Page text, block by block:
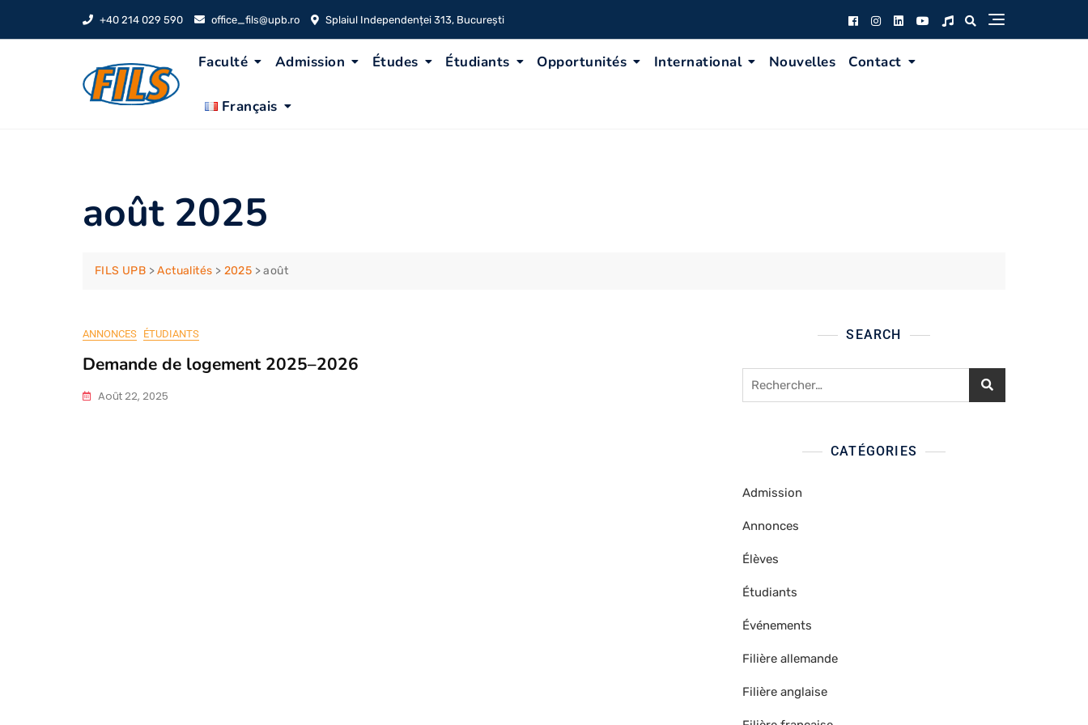
+40 214 029 590 office_fils@upb.ro Splaiul Independenței 313, București
Faculté Admission Études Étudiants Opportunités International Nouvelles Contact
Français
août 2025
FILS UPB >Actualités > 2025 >août
ANNONCES ÉTUDIANTS
Demande de logement 2025–2026
Août 22, 2025
SEARCH
Rechercher :
CATÉGORIES
Admission
Annonces
Élèves
Étudiants
Événements
Filière allemande
Filière anglaise